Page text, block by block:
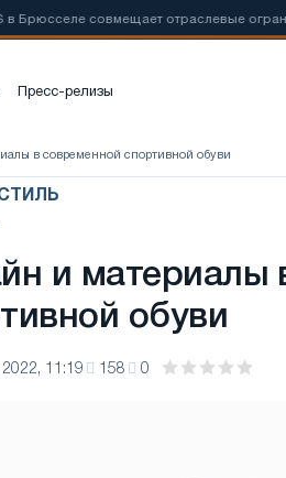
совмещает отраслевые
Пресс-релизы
в современной спортивной обуви
и материалы
обуви
11:19 158 0